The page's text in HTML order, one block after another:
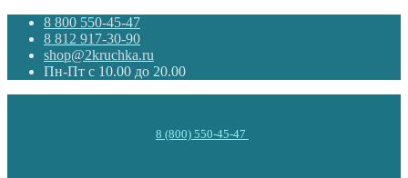
8 800 550-45-47
8 812 917-30-90
shop@2kruchka.ru
Пн-Пт с 10.00 до 20.00
8 (800) 550-45-47